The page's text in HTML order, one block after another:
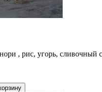
, рис, угорь, сливочный